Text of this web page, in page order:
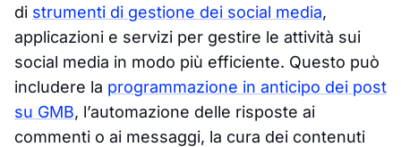
di strumenti di gestione dei social media,
applicazioni e servizi per gestire le attività sui
social media in modo più efficiente. Questo può
includere la programmazione in anticipo dei post
su GMB, l’automazione delle risposte ai
commenti o ai messaggi, la cura dei contenuti